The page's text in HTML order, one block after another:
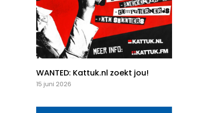
WANTED: Kattuk.nl zoekt jou!
15 juni 2026